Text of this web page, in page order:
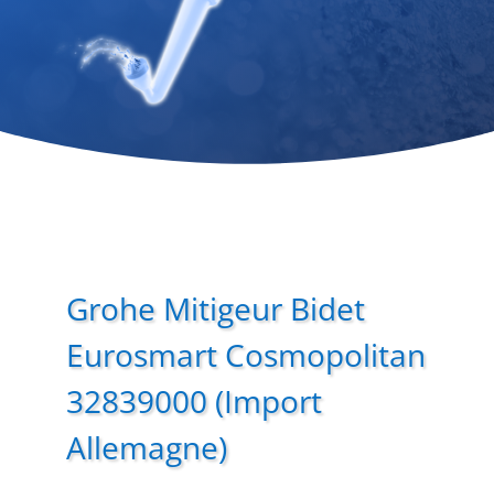
Grohe Mitigeur Bidet
Eurosmart Cosmopolitan
32839000 (Import
Allemagne)